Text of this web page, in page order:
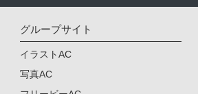
グループサイト
イラストAC
写真AC